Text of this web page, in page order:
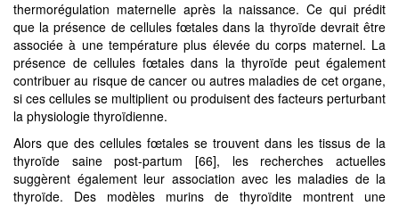
thermorégulation maternelle après la naissance. Ce qui prédit
que la présence de cellules fœtales dans la thyroïde devrait être
associée à une température plus élevée du corps maternel. La
présence de cellules fœtales dans la thyroïde peut également
contribuer au risque de cancer ou autres maladies de cet organe,
si ces cellules se multiplient ou produisent des facteurs perturbant
la physiologie thyroïdienne.
Alors que des cellules fœtales se trouvent dans les tissus de la
thyroïde saine post-partum [66], les recherches actuelles
suggèrent également leur association avec les maladies de la
thyroïde. Des modèles murins de thyroïdite montrent une